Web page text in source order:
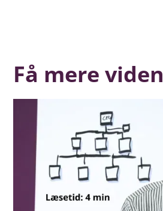
Få mere viden